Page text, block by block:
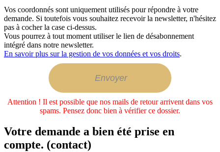
Vos coordonnés sont uniquement utilisés pour répondre à votre
demande. Si toutefois vous souhaitez recevoir la newsletter, n'hésitez
pas à cocher la case ci-dessus.
Vous pourrez à tout moment utiliser le lien de désabonnement
intégré dans notre newsletter.
En savoir plus sur la gestion de vos données et vos droits.
Attention ! Il est possible que nos mails de retour arrivent dans vos
spams. Pensez donc bien à vérifier ce dossier.
Votre demande a bien été prise en
compte. (contact)